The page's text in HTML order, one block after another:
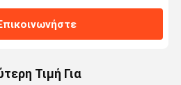
Τιμή Για